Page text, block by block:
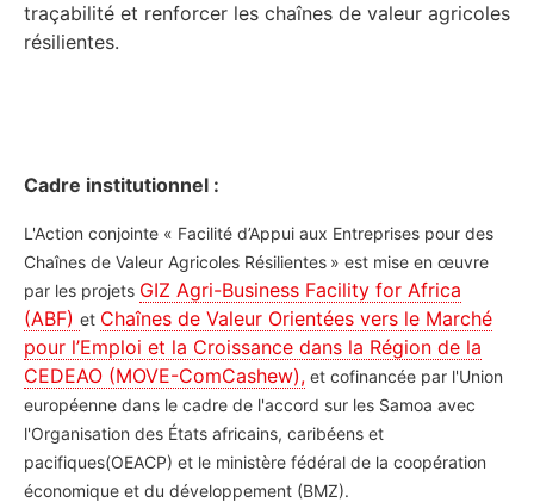
traçabilité et renforcer les chaînes de valeur agricoles
résilientes.
Cadre institutionnel :
L'Action conjointe « Facilité d’Appui aux Entreprises pour des
Chaînes de Valeur Agricoles Résilientes » est mise en œuvre
par les projets GIZ Agri-Business Facility for Africa
(ABF) et Chaînes de Valeur Orientées vers le Marché
pour l’Emploi et la Croissance dans la Région de la
CEDEAO (MOVE-ComCashew), et cofinancée par l'Union
européenne dans le cadre de l'accord sur les Samoa avec
l'Organisation des États africains, caribéens et
pacifiques(OEACP) et le ministère fédéral de la coopération
économique et du développement (BMZ).